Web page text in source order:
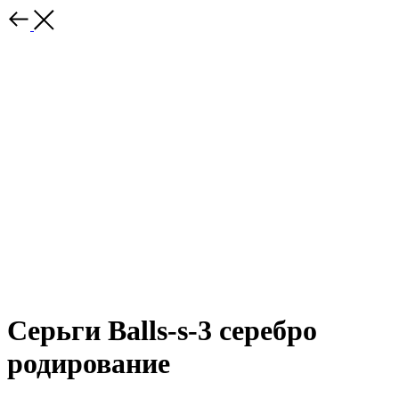
Серьги Balls-s-3 серебро
родирование